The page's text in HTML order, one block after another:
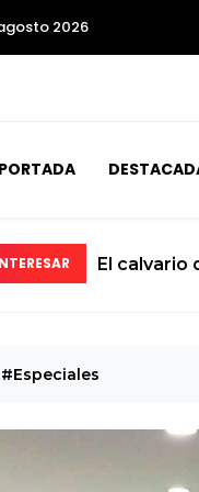
2026
PORTADA
Miopía
#Especiales